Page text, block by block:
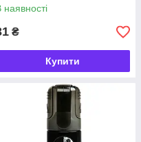
наявності
₴
Купити